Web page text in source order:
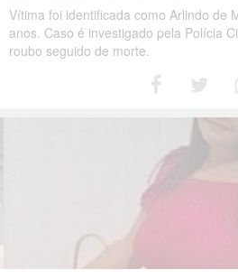
Vítima foi identificada como Arlindo de
anos. Caso é investigado pela Polícia
roubo seguido de morte.